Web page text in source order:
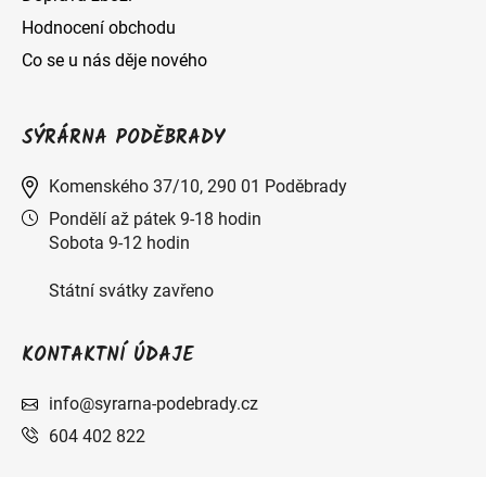
Hodnocení obchodu
Co se u nás děje nového
SÝRÁRNA PODĚBRADY
Komenského 37/10, 290 01 Poděbrady
Pondělí až pátek 9-18 hodin
Sobota 9-12 hodin
Státní svátky zavřeno
KONTAKTNÍ ÚDAJE
info@syrarna-podebrady.cz
604 402 822